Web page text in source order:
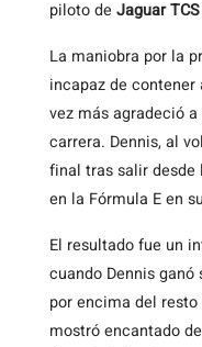
piloto de Jaguar
La maniobra por la
incapaz de contener
vez más agradeció
carrera. Dennis, al
final tras salir desde
en la Fórmula E en
El resultado fue un
cuando Dennis
por encima del
mostró encantado